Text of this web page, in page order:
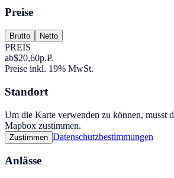
Preise
Brutto Netto
PREIS
ab$20,60p.P.
Preise inkl. 19% MwSt.
Standort
Um die Karte verwenden zu können, musst
Mapbox zustimmen.
Zustimmen Datenschutzbestimmungen
Anlässe